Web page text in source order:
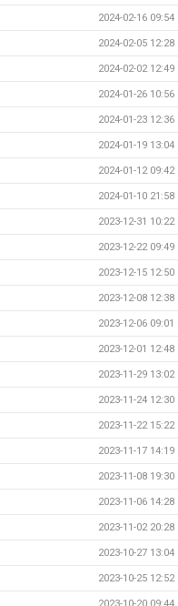
2024-02-16 09:54
2024-02-05 12:28
2024-02-02 12:49
2024-01-26 10:56
2024-01-23 12:36
2024-01-19 13:04
2024-01-12 09:42
2024-01-10 21:58
2023-12-31 10:22
2023-12-22 09:49
2023-12-15 12:50
2023-12-08 12:38
2023-12-06 09:01
2023-12-01 12:48
2023-11-29 13:02
2023-11-24 12:30
2023-11-22 15:22
2023-11-17 14:19
2023-11-08 19:30
2023-11-06 14:28
2023-11-02 20:28
2023-10-27 13:04
2023-10-25 12:52